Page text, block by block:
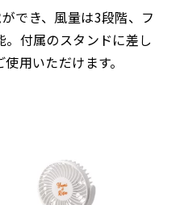
でき、風量は3段階、フ
付属のスタンドに差し
用いただけます。